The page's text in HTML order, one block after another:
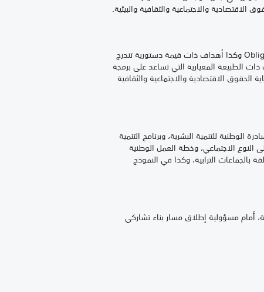
والاجتماعية والثقافية والبيئية.
وكذا أهداف ذات قيمة دستورية تندرج
ذات الطبيعة المعيارية التي تساعد على برمجة
الحقوق الاقتصادية والاجتماعية والثقافية
للتنمية البشرية، وبرنامج التنمية
2015، ومسار البرمجة الموازناتية المبنية على النوع الاجتماعي، وخطة العمل الوطنية
الترابية، وكذا في النموذج
أمام مسؤولية إطلاق مسار بناء تشاركي